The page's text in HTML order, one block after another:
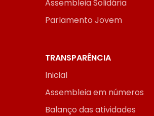
Assembleia Solidária
Parlamento Jovem
TRANSPARÊNCIA
Inicial
Assembleia em números
Balanço das atividades